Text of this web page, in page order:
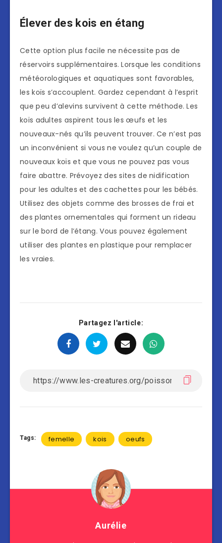
Élever des kois en étang
Cette option plus facile ne nécessite pas de
réservoirs supplémentaires. Lorsque les conditions
météorologiques et aquatiques sont favorables,
les koïs s’accouplent. Gardez cependant à l’esprit
que peu d’alevins survivent à cette méthode. Les
koïs adultes aspirent tous les œufs et les
nouveaux-nés qu’ils peuvent trouver. Ce n’est pas
un inconvénient si vous ne voulez qu’un couple de
nouveaux koïs et que vous ne pouvez pas vous
faire abattre. Prévoyez des sites de nidification
pour les adultes et des cachettes pour les bébés.
Utilisez des objets comme des brosses de frai et
des plantes ornementales qui forment un rideau
sur le bord de l’étang. Vous pouvez également
utiliser des plantes en plastique pour remplacer
les vraies.
Partagez l'article:
Tags: femelle kois oeufs
Aurélie